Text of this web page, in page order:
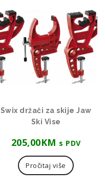
Swix držači za skije Jaw
Ski Vise
205,00KM s PDV
Pročitaj više